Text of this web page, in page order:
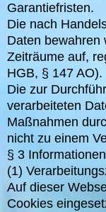
Garantiefristen.
Die nach
Daten bewahren
Zeiträume auf,
HGB, § 147 AO).
Die zur
verarbeiteten
Maßnahmen
nicht zu einem
§ 3
(1)
Auf dieser
Cookies